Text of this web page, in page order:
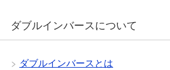
ダブルインバースについて
ダブルインバースとは